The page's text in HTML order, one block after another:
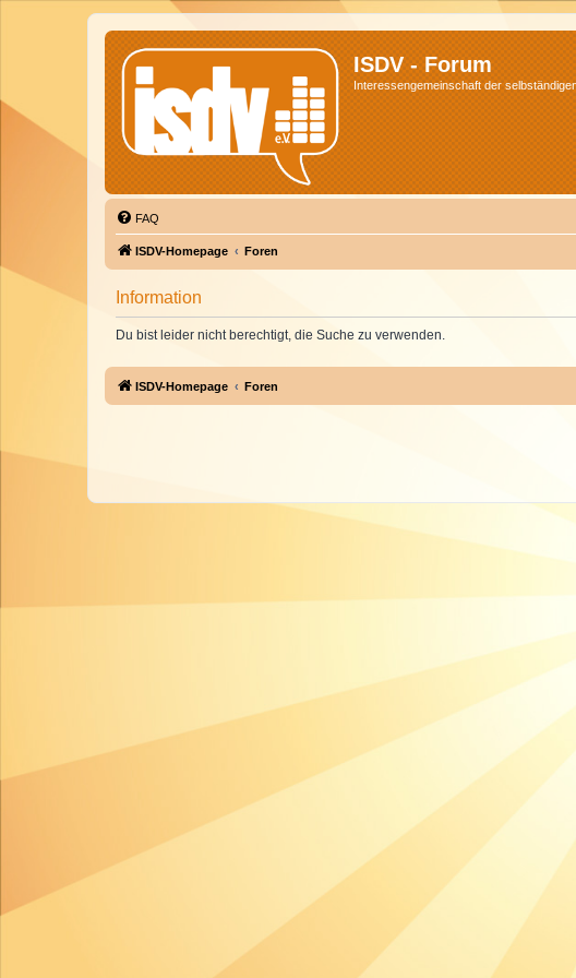
ISDV - Forum
Interessengemeinschaft der
FAQ
ISDV-Homepage Foren
Information
Du bist leider nicht berechtigt, die Suche zu verwenden.
ISDV-Homepage Foren